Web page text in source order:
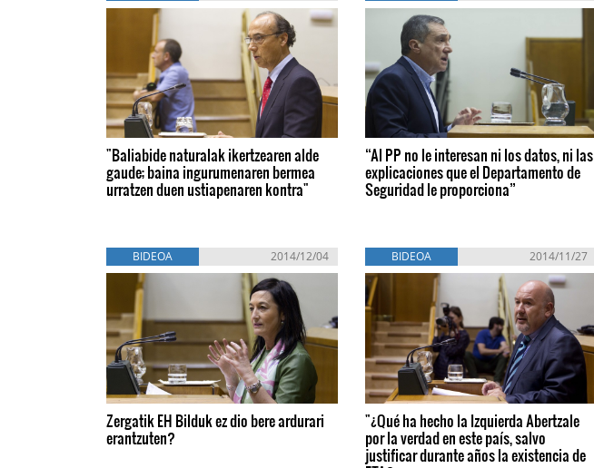
"Baliabide naturalak ikertzearen alde
gaude; baina ingurumenaren bermea
urratzen duen ustiapenaren kontra"
“Al PP no le interesan ni los datos, ni las
explicaciones que el Departamento de
Seguridad le proporciona”
BIDEOA 2014/12/04
Zergatik EH Bilduk ez dio bere ardurari
erantzuten?
BIDEOA 2014/11/27
"¿Qué ha hecho la Izquierda Abertzale
por la verdad en este país, salvo
justificar durante años la existencia de